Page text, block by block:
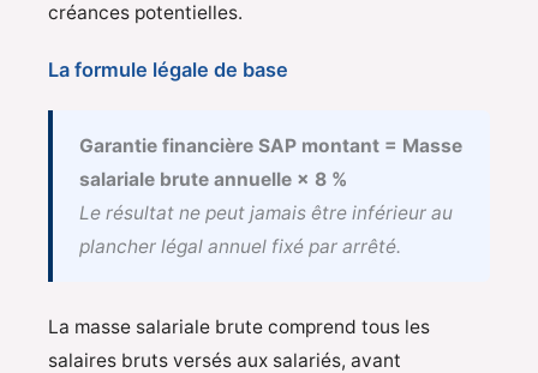
créances potentielles.
La formule légale de base
Garantie financière SAP montant = Masse
salariale brute annuelle × 8 %
Le résultat ne peut jamais être inférieur au
plancher légal annuel fixé par arrêté.
La masse salariale brute comprend tous les
salaires bruts versés aux salariés, avant